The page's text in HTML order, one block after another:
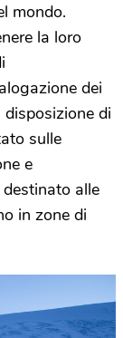
mondo.
la loro
dei
di
sulle
e
alle
in zone di